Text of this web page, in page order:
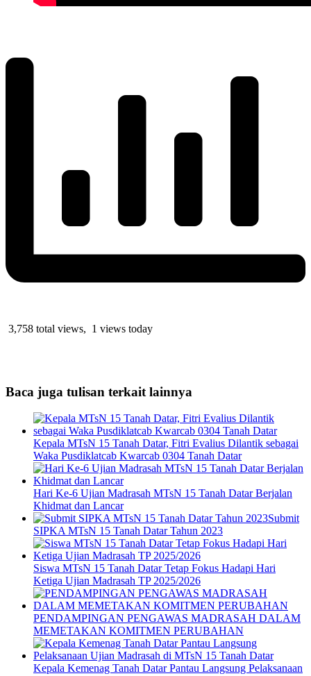
3,758 total views, 1 views today
Baca juga tulisan terkait lainnya
Kepala MTsN 15 Tanah Datar, Fitri Evalius Dilantik sebagai
Waka Pusdiklatcab Kwarcab 0304 Tanah Datar
Hari Ke-6 Ujian Madrasah MTsN 15 Tanah Datar Berjalan
Khidmat dan Lancar
Submit
SIPKA MTsN 15 Tanah Datar Tahun 2023
Siswa MTsN 15 Tanah Datar Tetap Fokus Hadapi Hari
Ketiga Ujian Madrasah TP 2025/2026
PENDAMPINGAN PENGAWAS MADRASAH DALAM
MEMETAKAN KOMITMEN PERUBAHAN
Kepala Kemenag Tanah Datar Pantau Langsung Pelaksanaan